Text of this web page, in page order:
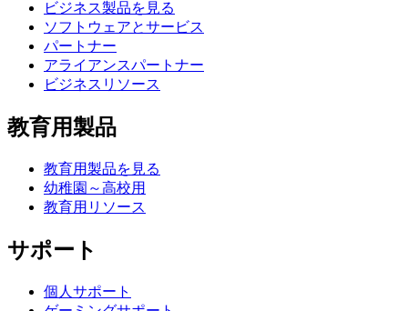
ビジネス製品を見る
ソフトウェアとサービス
パートナー
アライアンスパートナー
ビジネスリソース
教育用製品
教育用製品を見る
幼稚園～高校用
教育用リソース
サポート
個人サポート